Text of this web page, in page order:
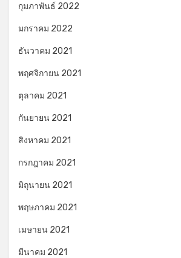
กุมภาพันธ์ 2022
มกราคม 2022
ธันวาคม 2021
พฤศจิกายน 2021
ตุลาคม 2021
กันยายน 2021
สิงหาคม 2021
กรกฎาคม 2021
มิถุนายน 2021
พฤษภาคม 2021
เมษายน 2021
มีนาคม 2021